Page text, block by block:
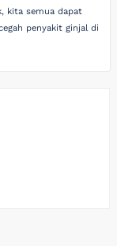
kita semua dapat
penyakit ginjal di